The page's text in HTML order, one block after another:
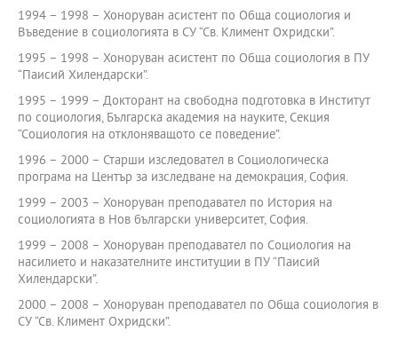
1994 – 1998 – Хоноруван асистент по Обща социология и
Въведение в социологията в СУ “Св. Климент Охридски”.
1995 – 1998 – Хоноруван асистент по Обща социология в ПУ
“Паисий Хилендарски”.
1995 – 1999 – Докторант на свободна подготовка в Институт
по социология, Българска академия на науките, Секция
“Социология на отклоняващото се поведение”.
1996 – 2000 – Старши изследовател в Социологическа
програма на Център за изследване на демокрация, София.
1999 – 2003 – Хоноруван преподавател по История на
социологията в Нов български университет, София.
1999 – 2008 – Хоноруван преподавател по Социология на
насилието и наказателните институции в ПУ “Паисий
Хилендарски”.
2000 – 2008 – Хоноруван преподавател по Обща социология в
СУ “Св. Климент Охридски”.